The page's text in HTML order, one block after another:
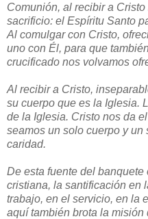
Comunión, al recibir a
sacrificio: el Espíritu Santo
Al comulgar con Cristo,
uno con Él, para que
crucificado nos volvamos
Al recibir a Cristo,
su cuerpo que es la Iglesia.
de la Iglesia. Cristo nos da
seamos un solo cuerpo y un
caridad.
De esta fuente del
cristiana, la santificación en
trabajo, en el servicio, en la
aquí también brota la